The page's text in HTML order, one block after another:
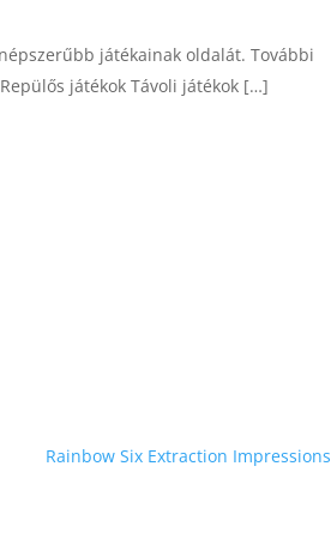
játékainak oldalát. További
játékok Távoli játékok […]
Rainbow Six Extraction Impressions